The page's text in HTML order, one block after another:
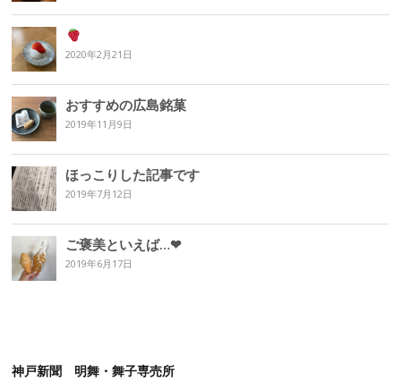
2020年2月21日
おすすめの広島銘菓
2019年11月9日
ほっこりした記事です
2019年7月12日
ご褒美といえば…❤︎
2019年6月17日
神戸新聞 明舞・舞子専売所